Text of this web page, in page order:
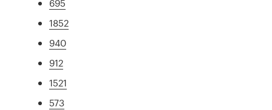
695
1852
940
912
1521
573